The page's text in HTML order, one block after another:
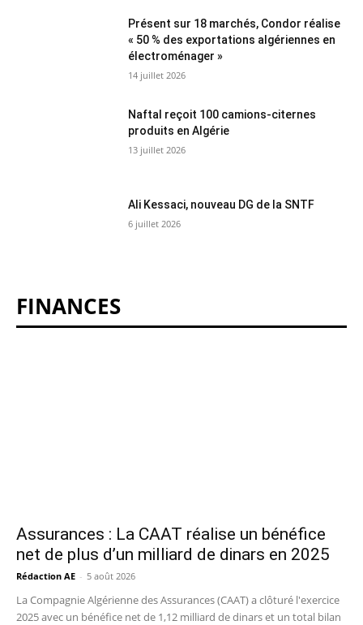
Présent sur 18 marchés, Condor réalise
« 50 % des exportations algériennes en
électroménager »
14 juillet 2026
Naftal reçoit 100 camions-citernes
produits en Algérie
13 juillet 2026
Ali Kessaci, nouveau DG de la SNTF
6 juillet 2026
FINANCES
Assurances : La CAAT réalise un bénéfice
net de plus d’un milliard de dinars en 2025
Rédaction AE - 5 août 2026
La Compagnie Algérienne des Assurances (CAAT) a clôturé l'exercice
2025 avec un bénéfice net de 1,12 milliard de dinars et un total bilan